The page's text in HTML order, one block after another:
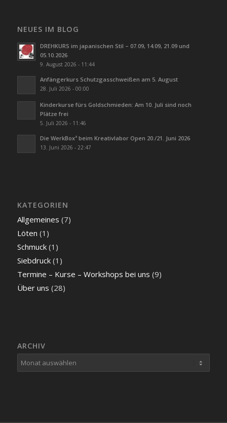
NEUES IM BLOG
DREHKURS im japanischen Stil – 07.09, 14.09, 21.09 und
05.10.2026
9. August 2026 - 11:44
Anfängerkurs Schutzgasschweißen am 5. August
28. Juli 2026 - 00:00
Kinderkurse fürs Goldschmieden: Am 10. Juli sind noch
Plätze frei
5. Juli 2026 - 11:46
Die WerkBox³ beim Kreativlabor Open 20./21. Juni 2026
13. Juni 2026 - 22:47
KATEGORIEN
Allgemeines (7)
Löten (1)
Schmuck(1)
Siebdruck(1)
Termine – Kurse – Workshops bei uns (9)
Über uns (28)
ARCHIV